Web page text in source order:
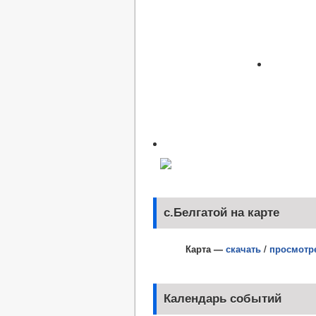
с.Белгатой на карте
Карта — скачать /
Календарь событий